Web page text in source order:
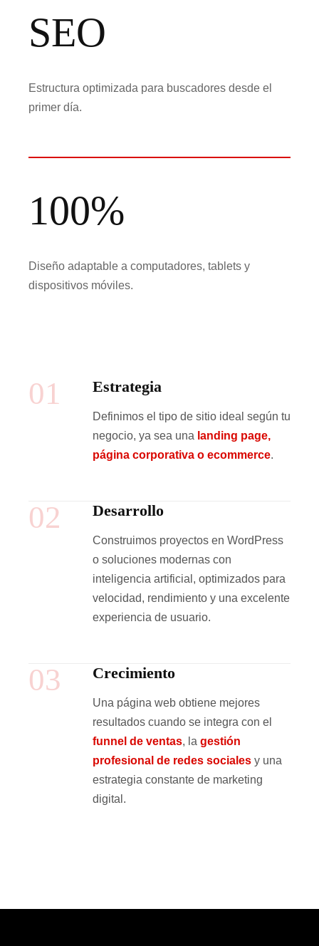
SEO
Estructura optimizada para buscadores desde el
primer día.
100%
Diseño adaptable a computadores, tablets y
dispositivos móviles.
01 Estrategia
Definimos el tipo de sitio ideal según tu
negocio, ya sea una landing page,
página corporativa o ecommerce.
02 Desarrollo
Construimos proyectos en WordPress
o soluciones modernas con
inteligencia artificial, optimizados para
velocidad, rendimiento y una excelente
experiencia de usuario.
03 Crecimiento
Una página web obtiene mejores
resultados cuando se integra con el
funnel de ventas, la gestión
profesional de redes sociales y una
estrategia constante de marketing
digital.